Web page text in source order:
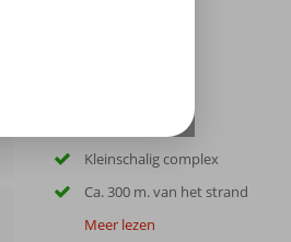
Kleinschalig complex
Ca. 300 m. van het strand
Meer lezen